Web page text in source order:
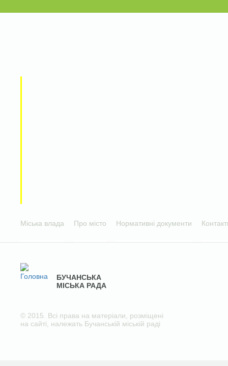
Міська влада Про місто Нормативні документи
БУЧАНСЬКА
МІСЬКА РАДА
© 2015. Всі права на матеріали, розміщені
на сайті, належать Бучанській міській раді